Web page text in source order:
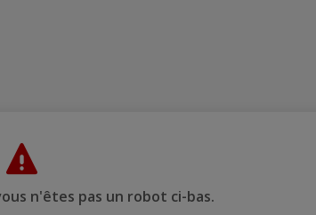
n'êtes pas un robot ci-bas.